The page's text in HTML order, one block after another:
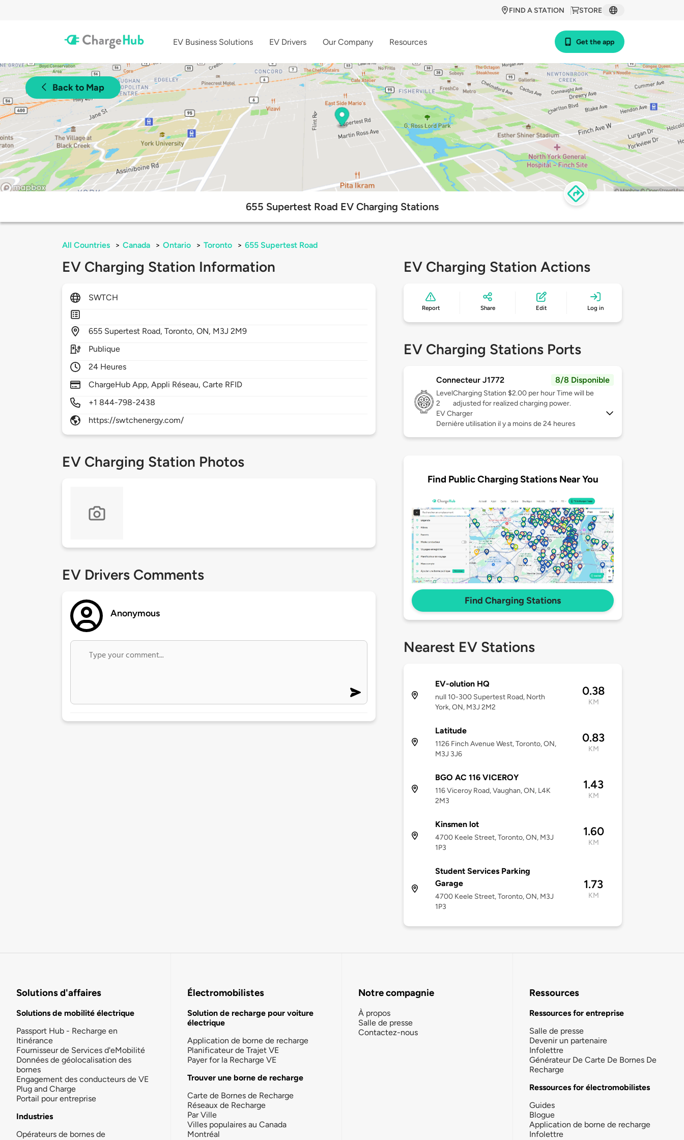
STORE
FIND A STATION
EV Business Solutions EV Drivers Our Company Resources Get the app
Back to Map
655 Supertest Road EV Charging Stations
All Countries > Canada > Ontario > Toronto > 655 Supertest Road
EV Charging Station Information
SWTCH
655 Supertest Road,Toronto,ON, M3J 2M9
Publique
24 Heures
ChargeHub App, Appli Réseau, Carte RFID
+1 844-798-2438
https://swtchenergy.com/
EV Charging Station Photos
EV Drivers Comments
Anonymous
EV Charging Station Actions
Report Share Edit Log in
EV Charging Stations Ports
Connecteur J1772 8/8 Disponible
Level
2
Charging Station $2.00 per hour Time will be
adjusted for realized charging power.
EV Charger
Dernière utilisation il y a moins de 24 heures
Find Public Charging Stations Near You
Find Charging Stations
Nearest EV Stations
EV-olution HQ
null 10-300 Supertest Road, North
York, ON, M3J 2M2
0.38
KM
Latitude
1126 Finch Avenue West, Toronto, ON,
M3J 3J6
0.83
KM
BGO AC 116 VICEROY
116 Viceroy Road, Vaughan, ON, L4K
2M3
1.43
KM
Kinsmen lot
4700 Keele Street, Toronto, ON, M3J
1P3
1.60
KM
Student Services Parking
Garage
4700 Keele Street, Toronto, ON, M3J
1P3
1.73
KM
Solutions d'affaires
Solutions de mobilité électrique
Passport Hub - Recharge en
Itinérance
Fournisseur de Services d'eMobilité
Données de géolocalisation des
bornes
Engagement des conducteurs de VE
Plug and Charge
Portail pour entreprise
Industries
Opérateurs de bornes de
Électromobilistes
Solution de recharge pour voiture
électrique
Application de borne de recharge
Planificateur de Trajet VE
Payer for la Recharge VE
Trouver une borne de recharge
Carte de Bornes de Recharge
Réseaux de Recharge
Par Ville
Villes populaires au Canada
Montréal
Notre compagnie
À propos
Salle de presse
Contactez-nous
Ressources
Ressources for entreprise
Salle de presse
Devenir un partenaire
Infolettre
Générateur De Carte De Bornes De
Recharge
Ressources for électromobilistes
Guides
Blogue
Application de borne de recharge
Infolettre